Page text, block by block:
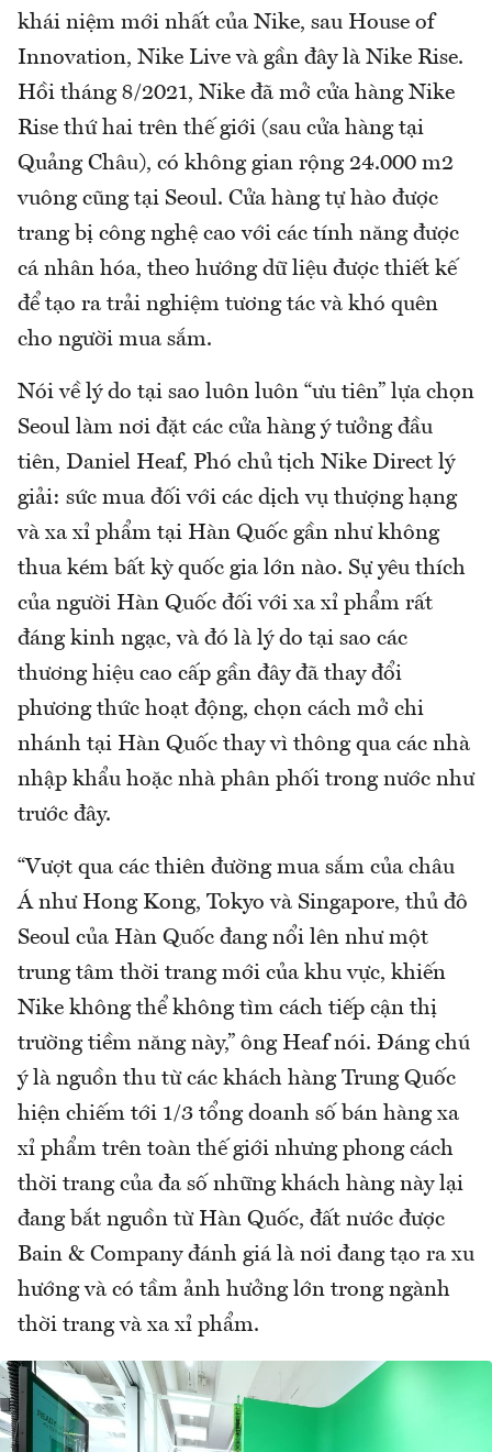
khái niệm mới nhất của Nike, sau House of
Innovation, Nike Live và gần đây là Nike Rise.
Hồi tháng 8/2021, Nike đã mở cửa hàng Nike
Rise thứ hai trên thế giới (sau cửa hàng tại
Quảng Châu), có không gian rộng 24.000 m2
vuông cũng tại Seoul. Cửa hàng tự hào được
trang bị công nghệ cao với các tính năng được
cá nhân hóa, theo hướng dữ liệu được thiết kế
để tạo ra trải nghiệm tương tác và khó quên
cho người mua sắm.
Nói về lý do tại sao luôn luôn “ưu tiên” lựa chọn
Seoul làm nơi đặt các cửa hàng ý tưởng đầu
tiên, Daniel Heaf, Phó chủ tịch Nike Direct lý
giải: sức mua đối với các dịch vụ thượng hạng
và xa xỉ phẩm tại Hàn Quốc gần như không
thua kém bất kỳ quốc gia lớn nào. Sự yêu thích
của người Hàn Quốc đối với xa xỉ phẩm rất
đáng kinh ngạc, và đó là lý do tại sao các
thương hiệu cao cấp gần đây đã thay đổi
phương thức hoạt động, chọn cách mở chi
nhánh tại Hàn Quốc thay vì thông qua các nhà
nhập khẩu hoặc nhà phân phối trong nước như
trước đây.
“Vượt qua các thiên đường mua sắm của châu
Á như Hong Kong, Tokyo và Singapore, thủ đô
Seoul của Hàn Quốc đang nổi lên như một
trung tâm thời trang mới của khu vực, khiến
Nike không thể không tìm cách tiếp cận thị
trường tiềm năng này,” ông Heaf nói. Đáng chú
ý là nguồn thu từ các khách hàng Trung Quốc
hiện chiếm tới 1/3 tổng doanh số bán hàng xa
xỉ phẩm trên toàn thế giới nhưng phong cách
thời trang của đa số những khách hàng này lại
đang bắt nguồn từ Hàn Quốc, đất nước được
Bain & Company đánh giá là nơi đang tạo ra xu
hướng và có tầm ảnh hưởng lớn trong ngành
thời trang và xa xỉ phẩm.